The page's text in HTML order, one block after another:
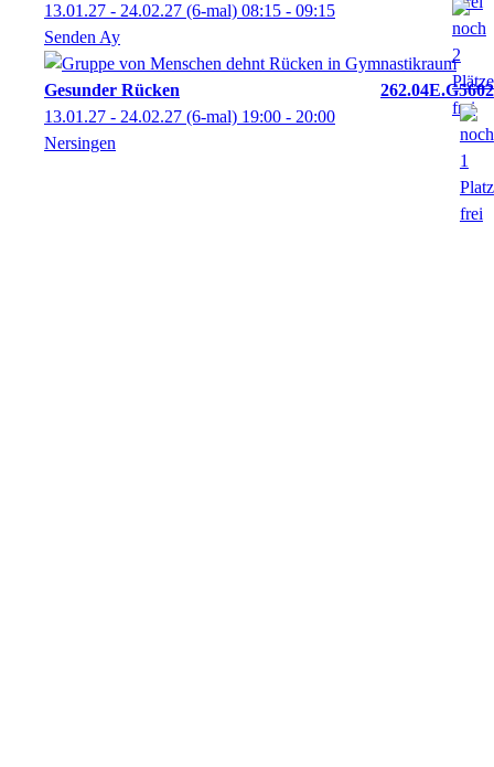
13.01.27 - 24.02.27 (6-mal) 08:15 - 09:15
Senden Ay
Gesunder Rücken
262.04E.G5602
13.01.27 - 24.02.27 (6-mal) 19:00 - 20:00
Nersingen